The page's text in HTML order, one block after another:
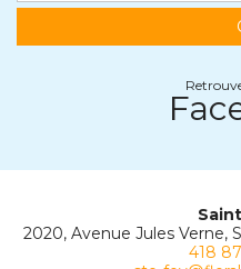
2020, Avenue Jules Verne,
418